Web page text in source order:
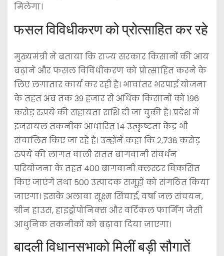
मिलेगा।
फसल विविधीकरण को प्रोत्साहित कर रहे
मुख्यमंत्री ने बताया कि राज्य सरकार किसानों की आय
बढ़ाने और फसल विविधीकरण को प्रोत्साहित करने के
लिए लगातार कार्य कर रही है। भावांतर भरपाई योजना
के तहत अब तक 39 हजार से अधिक किसानों को 196
करोड़ रुपये की सहायता राशि दी जा चुकी है। प्रदेश में
इजरायल तकनीक आधारित 14 उत्कृष्टता केंद्र भी
संचालित किए जा रहे हैं। उन्होंने कहा कि 2,738 करोड़
रुपये की लागत वाली सतत बागवानी संवर्धन
परियोजना के तहत 400 बागवानी क्लस्टर विकसित
किए जाएंगे तथा 500 उत्पादक समूहों को संगठित किया
जाएगा। इसके अलावा सूक्ष्म सिंचाई, वर्षा जल संचयन,
ग्रीन हाउस, हाइड्रोपोनिक्स और वर्टिकल फार्मिंग जैसी
आधुनिक तकनीकों को बढ़ावा दिया जाएगा।
बादली विधानसभाको मिलीं बड़ी सौगातें